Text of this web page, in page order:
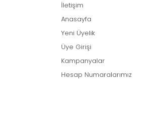
İletişim
Anasayfa
Yeni Üyelik
Üye Girişi
Kampanyalar
Hesap Numaralarımız